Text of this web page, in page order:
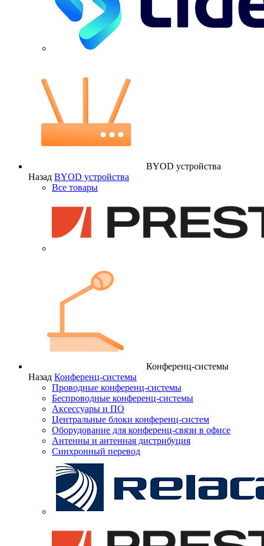
BYOD устройства
Назад BYOD устройства
Все товары
Конференц-системы
Назад Конференц-системы
Проводные конференц-системы
Беспроводные конференц-системы
Аксессуары и ПО
Центральные блоки конференц-систем
Оборудование для конференц-связи в офисе
Антенны и антенная дистрибуция
Синхронный перевод